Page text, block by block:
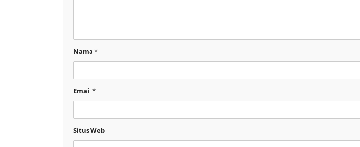
Nama *
Email *
Situs Web